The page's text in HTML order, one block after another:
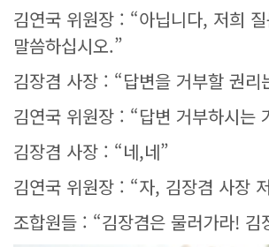
김연국 위원장 : “아닙니다, 저희
말씀하십시오.”
김장겸 사장 : “답변을 거부할 권리
김연국 위원장 : “답변 거부하시는
김장겸 사장 : “네,네”
김연국 위원장 : “자, 김장겸 사장
조합원들 : “김장겸은 물러가라!